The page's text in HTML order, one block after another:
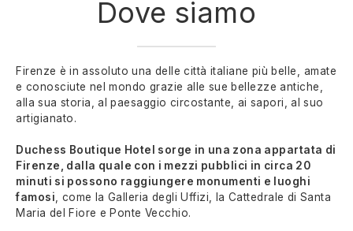
Dove siamo
Firenze è in assoluto una delle città italiane più belle, amate
e conosciute nel mondo grazie alle sue bellezze antiche,
alla sua storia, al paesaggio circostante, ai sapori, al suo
artigianato.
Duchess Boutique Hotel sorge in una zona appartata di
Firenze, dalla quale con i mezzi pubblici in circa 20
minuti si possono raggiungere monumenti e luoghi
famosi, come la Galleria degli Uffizi, la Cattedrale di Santa
Maria del Fiore e Ponte Vecchio.